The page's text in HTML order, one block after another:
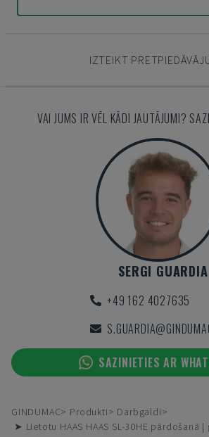
IZTEIKT
VAI JUMS IR VĒL KĀDI JAUTĀJUMI?
SERGI GUARDIA
+49 162 4027635
SAZINIETIES AR
GINDUMAC Produkti
Darbgaldi
➤ Lietotu HAAS HAAS SL-30HE pārdošanā